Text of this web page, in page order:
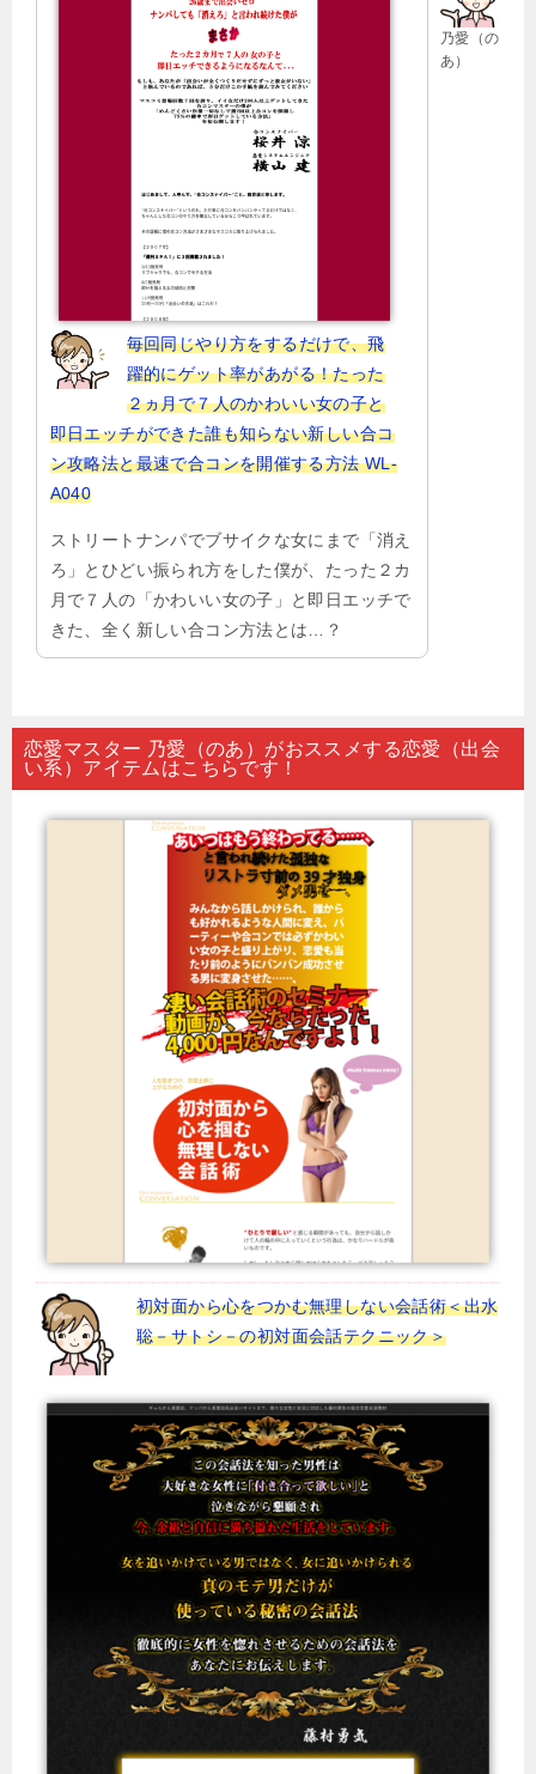
乃愛（の
あ）
毎回同じやり方をするだけで、飛
躍的にゲット率があがる！たった
２ヵ月で７人のかわいい女の子と
即日エッチができた誰も知らない新しい合コ
ン攻略法と最速で合コンを開催する方法 WL-
A040
ストリートナンパでブサイクな女にまで「消え
ろ」とひどい振られ方をした僕が、たった２カ
月で７人の「かわいい女の子」と即日エッチで
きた、全く新しい合コン方法とは…？
恋愛マスター 乃愛（のあ）がおススメする恋愛（出会
い系）アイテムはこちらです！
初対面から心をつかむ無理しない会話術＜出水
聡－サトシ－の初対面会話テクニック＞